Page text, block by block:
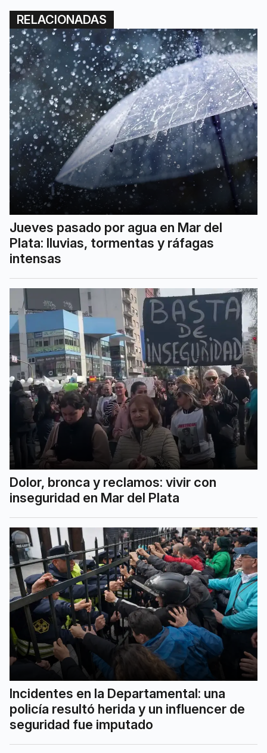
RELACIONADAS
Jueves pasado por agua en Mar del
Plata: lluvias, tormentas y ráfagas
intensas
Dolor, bronca y reclamos: vivir con
inseguridad en Mar del Plata
Incidentes en la Departamental: una
policía resultó herida y un influencer de
seguridad fue imputado